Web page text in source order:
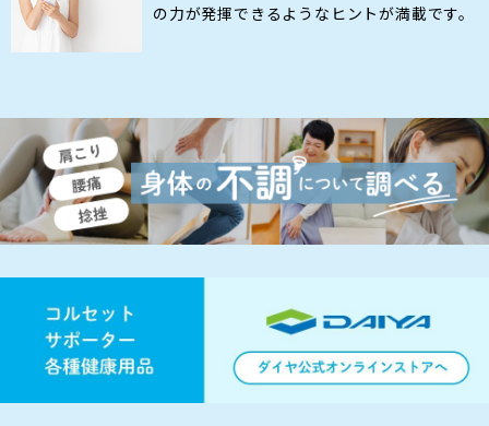
の力が発揮できるようなヒントが満載です。